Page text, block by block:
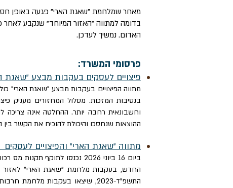
מאחר שמלחמת "שאגת הארי" פגעה באופן חסר
בדומה למתווה "האזור המיוחד" שנקבע
האדום. נמשיך לעדכן.
פרסומי המשרד:
פיצויים לעסקים בעקבות מבצע
מתווה הפיצויים בעקבות מבצע "שאגת הארי"
בנסיבות המזכות. מסלול המחזורים מעניק
וחשבונאית רחבה יותר. ההחלטה אינה צריכה
ההוצאות שנחסכו והיכולת להוכיח את הקשר
מתווה "שאגת הארי" והפיצויים לעסקים חשבים 360 – חלק ב' תקנות מס רכוש וקרן פיצויים 2026 - אזור
החדש, בעקבות מלחמת "שאגת הארי" לאזור
התשפ"ד-2023, שיצאו בעקבות